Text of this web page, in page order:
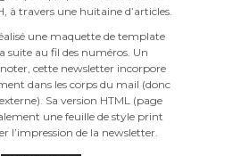
à travers une huitaine d’articles.
une maquette de template
suite au fil des numéros. Un
cette newsletter incorpore
dans les corps du mail (donc
Sa version HTML (page
une feuille de style print
l’impression de la newsletter.